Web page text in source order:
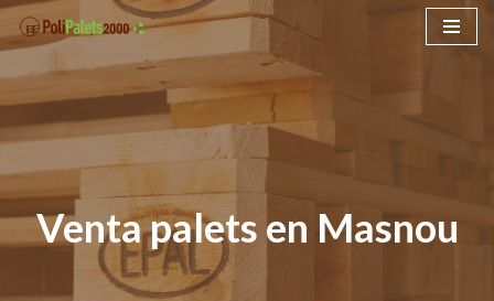
al
Venta palets en Masnou